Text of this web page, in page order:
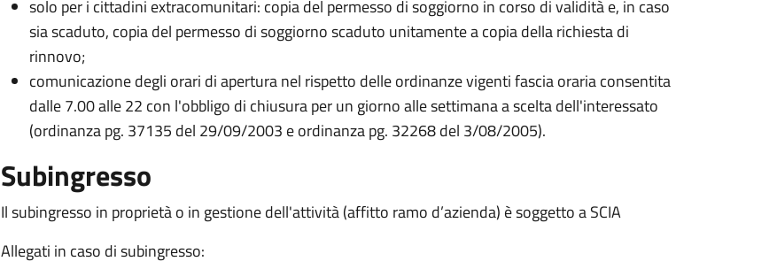
solo per i cittadini extracomunitari: copia del permesso di soggiorno in corso di validità e, in caso
sia scaduto, copia del permesso di soggiorno scaduto unitamente a copia della richiesta di
rinnovo;
comunicazione degli orari di apertura nel rispetto delle ordinanze vigenti fascia oraria consentita
dalle 7.00 alle 22 con l'obbligo di chiusura per un giorno alle settimana a scelta dell'interessato
(ordinanza pg. 37135 del 29/09/2003 e ordinanza pg. 32268 del 3/08/2005).
Subingresso
Il subingresso in proprietà o in gestione dell'attività (affitto ramo d’azienda) è soggetto a SCIA
Allegati in caso di subingresso: